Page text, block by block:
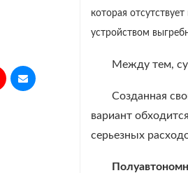
которая
устройством
Между тем,
Созданная
вариант
серьезных